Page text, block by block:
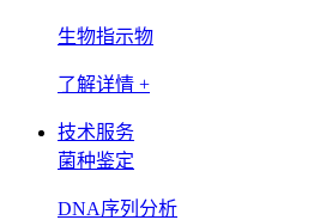
生物指示物
了解详情 +
技术服务
菌种鉴定
DNA序列分析